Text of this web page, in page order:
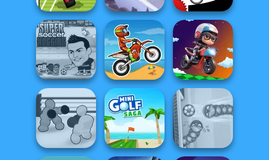
Vex X3M
Ski Jump
Challenge
Soccer Random
Moto Boss
Moto X3M
Super Soccer
Noggins